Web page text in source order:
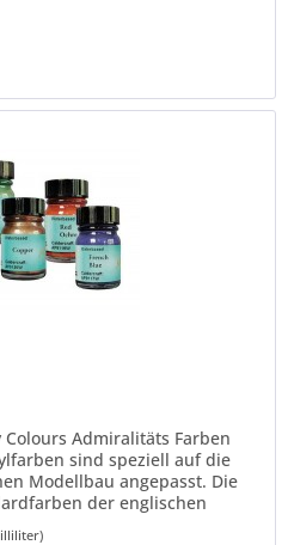
Admiralitäts Farben
sind speziell auf die
Modellbau angepasst. Die
der englischen